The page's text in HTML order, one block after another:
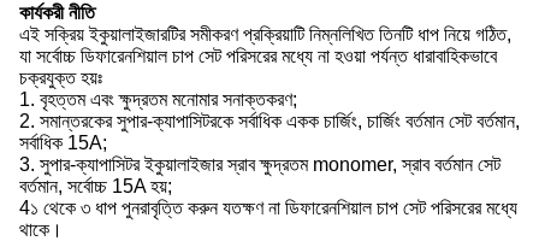
কার্যকরী নীতি
এই সক্রিয় ইকুয়ালাইজারটির সমীকরণ প্রক্রিয়াটি নিম্নলিখিত তিনটি ধাপ নিয়ে গঠিত,
যা সর্বোচ্চ ডিফারেনশিয়াল চাপ সেট পরিসরের মধ্যে না হওয়া পর্যন্ত ধারাবাহিকভাবে
চক্রযুক্ত হয়ঃ
1. বৃহত্তম এবং ক্ষুদ্রতম মনোমার সনাক্তকরণ;
2. সমান্তরকের সুপার-ক্যাপাসিটরকে সর্বাধিক একক চার্জিং, চার্জিং বর্তমান সেট বর্তমান,
সর্বাধিক 15A;
3. সুপার-ক্যাপাসিটর ইকুয়ালাইজার স্রাব ক্ষুদ্রতম monomer, স্রাব বর্তমান সেট
বর্তমান, সর্বোচ্চ 15A হয়;
4১ থেকে ৩ ধাপ পুনরাবৃত্তি করুন যতক্ষণ না ডিফারেনশিয়াল চাপ সেট পরিসরের মধ্যে
থাকে।